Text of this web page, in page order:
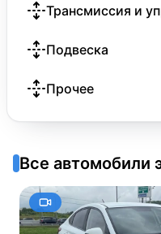
Трансмиссия и
Подвеска
Прочее
Все автомобили